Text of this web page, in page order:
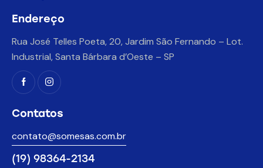
Endereço
Rua José Telles Poeta, 20, Jardim São Fernando – Lot.
Industrial, Santa Bárbara d’Oeste – SP
Contatos
contato@somesas.com.br
(19) 98364-2134